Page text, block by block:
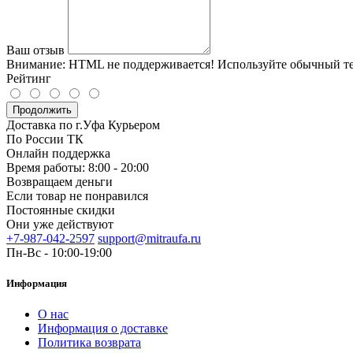
Ваш отзыв
Внимание: HTML не поддерживается! Используйте обычный
Рейтинг
Продолжить
Доставка по г.Уфа Курьером
По России ТК
Онлайн поддержка
Время работы: 8:00 - 20:00
Возвращаем деньги
Если товар не понравился
Постоянные скидки
Они уже действуют
+7-987-042-2597 support@mitraufa.ru
Пн-Вс - 10:00-19:00
Информация
О нас
Информация о доставке
Политика возврата